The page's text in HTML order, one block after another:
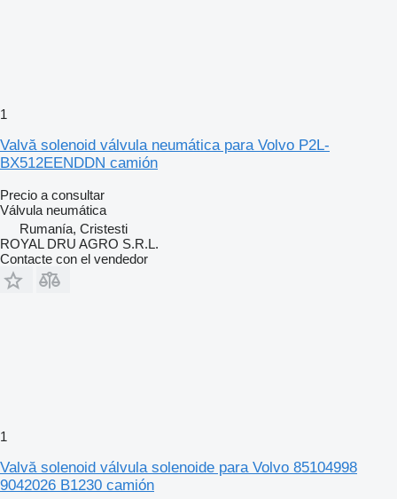
1
Valvă solenoid válvula neumática para Volvo P2L-
BX512EENDDN camión
Precio a consultar
Válvula neumática
Rumanía, Cristesti
ROYAL DRU AGRO S.R.L.
Contacte con el vendedor
1
Valvă solenoid válvula solenoide para Volvo 85104998
9042026 B1230 camión